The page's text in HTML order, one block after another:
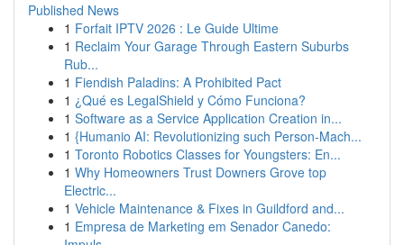
Published News
1 Forfait IPTV 2026 : Le Guide Ultime
1 Reclaim Your Garage Through Eastern Suburbs
Rub...
1 Fiendish Paladins: A Prohibited Pact
1 ¿Qué es LegalShield y Cómo Funciona?
1 Software as a Service Application Creation in...
1 {Humanio AI: Revolutionizing such Person-Mach...
1 Toronto Robotics Classes for Youngsters: En...
1 Why Homeowners Trust Downers Grove top
Electric...
1 Vehicle Maintenance & Fixes in Guildford and...
1 Empresa de Marketing em Senador Canedo: